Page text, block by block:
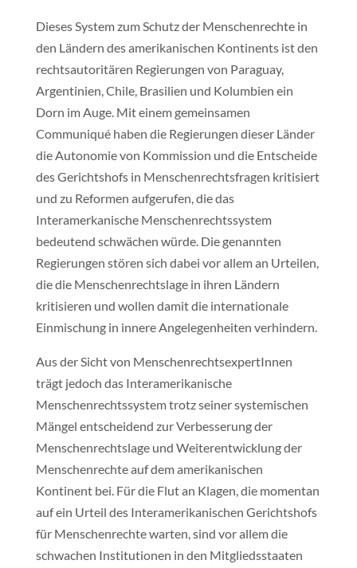
Dieses System zum Schutz der Menschenrechte in
den Ländern des amerikanischen Kontinents ist den
rechtsautoritären Regierungen von Paraguay,
Argentinien, Chile, Brasilien und Kolumbien ein
Dorn im Auge. Mit einem gemeinsamen
Communiqué haben die Regierungen dieser Länder
die Autonomie von Kommission und die Entscheide
des Gerichtshofs in Menschenrechtsfragen kritisiert
und zu Reformen aufgerufen, die das
Interamerkanische Menschenrechtssystem
bedeutend schwächen würde. Die genannten
Regierungen stören sich dabei vor allem an Urteilen,
die die Menschenrechtslage in ihren Ländern
kritisieren und wollen damit die internationale
Einmischung in innere Angelegenheiten verhindern.
Aus der Sicht von MenschenrechtsexpertInnen
trägt jedoch das Interamerikanische
Menschenrechtssystem trotz seiner systemischen
Mängel entscheidend zur Verbesserung der
Menschenrechtslage und Weiterentwicklung der
Menschenrechte auf dem amerikanischen
Kontinent bei. Für die Flut an Klagen, die momentan
auf ein Urteil des Interamerikanischen Gerichtshofs
für Menschenrechte warten, sind vor allem die
schwachen Institutionen in den Mitgliedsstaaten